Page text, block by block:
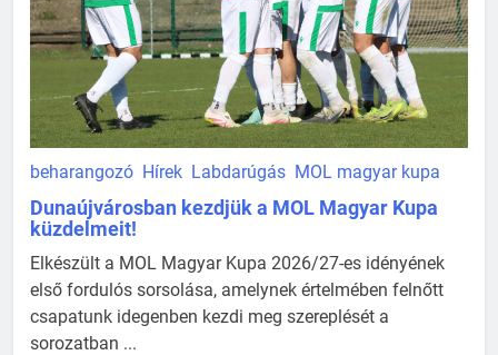
beharangozó Hírek Labdarúgás MOL magyar kupa
Dunaújvárosban kezdjük a MOL Magyar Kupa
küzdelmeit!
Elkészült a MOL Magyar Kupa 2026/27-es idényének
első fordulós sorsolása, amelynek értelmében felnőtt
csapatunk idegenben kezdi meg szereplését a
sorozatban ...